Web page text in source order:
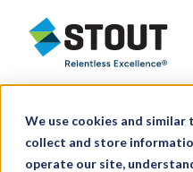
We use cookies and similar
collect and store
operate our site,
Stout Relentless